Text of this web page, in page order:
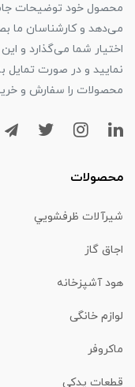
محصول خود توضیحات
می‌دهد و کارشناسان ما
اختیار شما می‌گذارد و
نمایید و در صورت تمایل
محصولات را سفارش و
محصولات
شیرآلات ظرفشويي
اجاق گاز
هود آشپزخانه
لوازم خانگی
ماكروفر
قطعات یدکی